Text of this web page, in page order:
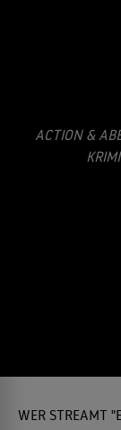
ACTION &
KRIMI
WER STREAMT